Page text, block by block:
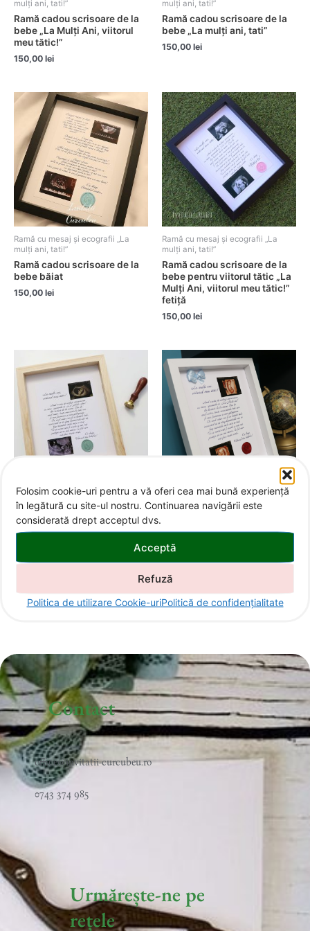
Folosim cookie-uri pentru a vă oferi cea mai bună experiență
în legătură cu site-ul nostru. Continuarea navigării este
considerată drept acceptul dvs.
Acceptă
Refuză
Politica de utilizare Cookie-uriPolitică de confidențialitate
mulți ani, tati!”
Ramă cadou scrisoare de la
bebe „La Mulți Ani, viitorul
meu tătic!”
150,00 lei
mulți ani, tati!”
Ramă cadou scrisoare de la
bebe „La mulți ani, tati”
150,00 lei
Ramă cu mesaj și ecografii „La
mulți ani, tati!”
Ramă cadou scrisoare de la
bebe băiat
150,00 lei
Ramă cu mesaj și ecografii „La
mulți ani, tati!”
Ramă cadou scrisoare de la
bebe pentru viitorul tătic „La
Mulți Ani, viitorul meu tătic!”
fetiță
150,00 lei
Ramă cu mesaj și ecografii „La
mulți ani, tati!”
Ramă cadou scrisoare de la
bebe pentru viitorul tătic „La
Mulți Ani, viitorul meu tătic!”
150,00lei
Ramă cu mesaj și ecografii „La
mulți ani, tati!”
bebe pentru viitorul tătic „La
Mulți Ani, viitorul meu tătic!”
150,00lei
Contact
office@invitatii-curcubeu.ro
0743 374 985
Urmărește-ne pe
rețele